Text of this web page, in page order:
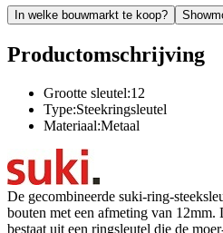
In welke bouwmarkt te koop?
Productomschrijving
Grootte sleutel:12
Type:Steekringsleutel
Materiaal:Metaal
De gecombineerde suki-ring-
bouten met een afmeting van 12mm.
bestaat uit een ringsleutel die de